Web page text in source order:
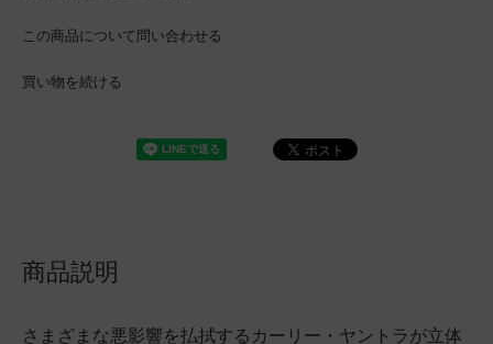
この商品について問い合わせる
買い物を続ける
商品説明
さまざまな悪影響を払拭するカーリー・ヤントラが立体